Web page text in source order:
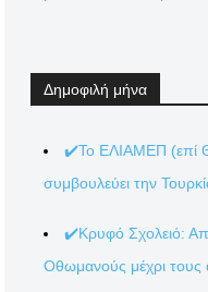
Δημοφιλή μήνα
✔️Το ΕΛΙΑΜΕΠ (επί
συμβουλεύει την
✔️Κρυφό Σχολειό:
Οθωμανούς μέχρι τους